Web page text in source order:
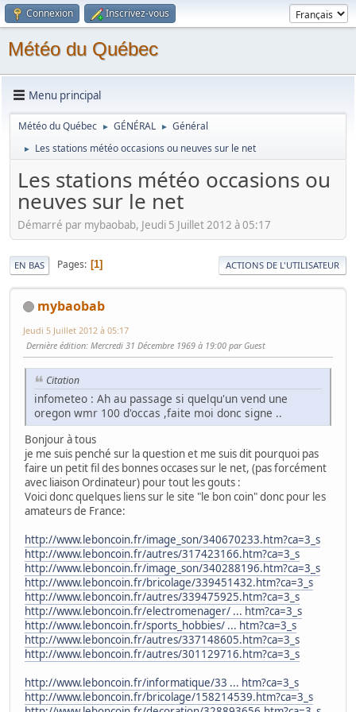
Connexion Inscrivez-vous
Météo du Québec
Menu principal
Météo du Québec ► GÉNÉRAL ► Général
► Les stations météo occasions ou neuves sur le net
Les stations météo occasions ou
neuves sur le net
Démarré par mybaobab, Jeudi 5 Juillet 2012 à 05:17
EN BAS Pages 1 ACTIONS DE L'UTILISATEUR
mybaobab
Jeudi 5 Juillet 2012 à 05:17
Dernière édition: Mercredi 31 Décembre 1969 à 19:00 par Guest
Citation
infometeo : Ah au passage si quelqu'un vend une
oregon wmr 100 d'occas ,faite moi donc signe ..
Bonjour à tous
je me suis penché sur la question et me suis dit pourquoi pas
faire un petit fil des bonnes occases sur le net, (pas forcément
avec liaison Ordinateur) pour tout les gouts :
Voici donc quelques liens sur le site "le bon coin" donc pour les
amateurs de France:
http://www.leboncoin.fr/image_son/340670233.htm?ca=3_s
http://www.leboncoin.fr/autres/317423166.htm?ca=3_s
http://www.leboncoin.fr/image_son/340288196.htm?ca=3_s
http://www.leboncoin.fr/bricolage/339451432.htm?ca=3_s
http://www.leboncoin.fr/autres/339475925.htm?ca=3_s
http://www.leboncoin.fr/electromenager/ ... htm?ca=3_s
http://www.leboncoin.fr/sports_hobbies/ ... htm?ca=3_s
http://www.leboncoin.fr/autres/337148605.htm?ca=3_s
http://www.leboncoin.fr/autres/301129716.htm?ca=3_s
http://www.leboncoin.fr/informatique/33 ... htm?ca=3_s
http://www.leboncoin.fr/bricolage/158214539.htm?ca=3_s